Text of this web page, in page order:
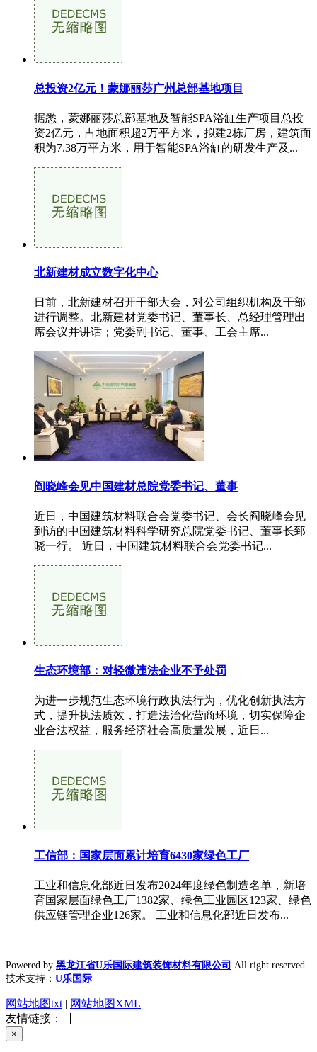
总投资2亿元！蒙娜丽莎广州总部基地项目
据悉，蒙娜丽莎总部基地及智能SPA浴缸生产项目总投
资2亿元，占地面积超2万平方米，拟建2栋厂房，建筑面
积为7.38万平方米，用于智能SPA浴缸的研发生产及...
北新建材成立数字化中心
日前，北新建材召开干部大会，对公司组织机构及干部
进行调整。北新建材党委书记、董事长、总经理管理出
席会议并讲话；党委副书记、董事、工会主席...
阎晓峰会见中国建材总院党委书记、董事
近日，中国建筑材料联合会党委书记、会长阎晓峰会见
到访的中国建筑材料科学研究总院党委书记、董事长郅
晓一行。 近日，中国建筑材料联合会党委书记...
生态环境部：对轻微违法企业不予处罚
为进一步规范生态环境行政执法行为，优化创新执法方
式，提升执法质效，打造法治化营商环境，切实保障企
业合法权益，服务经济社会高质量发展，近日...
工信部：国家层面累计培育6430家绿色工厂
工业和信息化部近日发布2024年度绿色制造名单，新培
育国家层面绿色工厂1382家、绿色工业园区123家、绿色
供应链管理企业126家。 工业和信息化部近日发布...
Powered by 黑龙江省U乐国际建筑装饰材料有限公司 All right reserved
技术支持： U乐国际
网站地图txt | 网站地图XML
友情链接： 丨
×